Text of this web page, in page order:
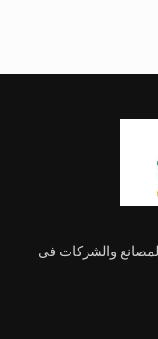
والشركات فى